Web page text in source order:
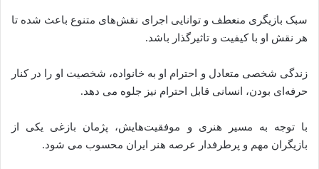
سبک بازیگری منعطف و توانایی اجرای نقش‌های متنوع باعث شده تا
هر نقش او با کیفیت و تاثیرگذار باشد.
زندگی شخصی متعادل و احترام او به خانواده، شخصیت او را در کنار
حرفه‌ای بودن، انسانی قابل احترام نیز جلوه می‌ دهد.
با توجه به مسیر هنری و موفقیت‌هایش، پژمان بازغی یکی از
بازیگران مهم و پرطرفدار عرصه هنر ایران محسوب می‌ شود.